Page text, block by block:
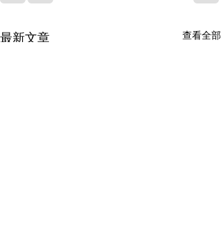
最新文章 查看全部